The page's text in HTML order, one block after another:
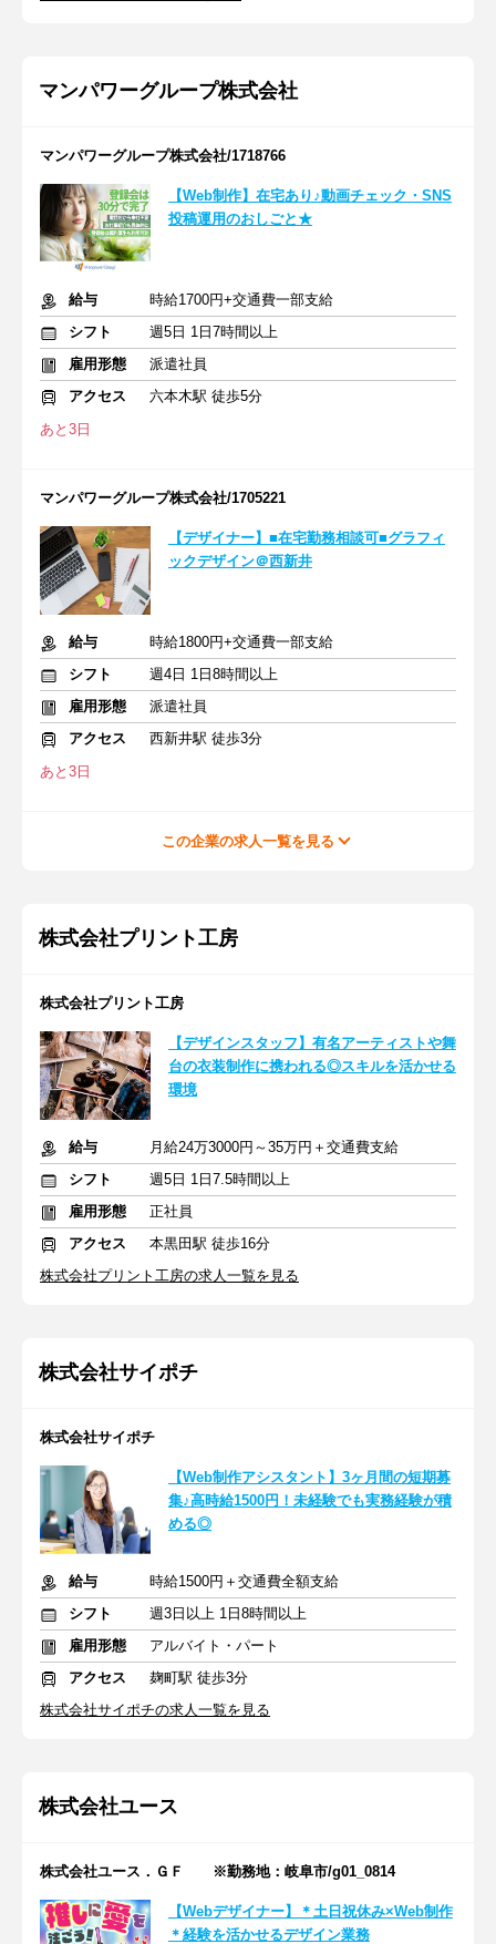
マンパワーグループ株式会社
マンパワーグループ株式会社/1718766
【Web制作】在宅あり♪動画チェック・SNS
投稿運用のおしごと★
給与
時給1700円+交通費一部支給
シフト
週5日 1日7時間以上
雇用形態
派遣社員
アクセス
六本木駅 徒歩5分
あと3日
マンパワーグループ株式会社/1705221
【デザイナー】■在宅勤務相談可■グラフィ
ックデザイン＠西新井
給与
時給1800円+交通費一部支給
シフト
週4日 1日8時間以上
雇用形態
派遣社員
アクセス
西新井駅 徒歩3分
あと3日
この企業の求人一覧を見る
株式会社プリント工房
株式会社プリント工房
【デザインスタッフ】有名アーティストや舞
台の衣装制作に携われる◎スキルを活かせる
環境
給与
月給24万3000円～35万円＋交通費支給
シフト
週5日 1日7.5時間以上
雇用形態
正社員
アクセス
本黒田駅 徒歩16分
株式会社プリント工房の求人一覧を見る
株式会社サイポチ
株式会社サイポチ
【Web制作アシスタント】3ヶ月間の短期募
集♪高時給1500円！未経験でも実務経験が積
める◎
給与
時給1500円＋交通費全額支給
シフト
週3日以上 1日8時間以上
雇用形態
アルバイト・パート
アクセス
麹町駅 徒歩3分
株式会社サイポチの求人一覧を見る
株式会社ユース
株式会社ユース．ＧＦ ※勤務地：岐阜市/g01_0814
【Webデザイナー】＊土日祝休み×Web制作
＊経験を活かせるデザイン業務